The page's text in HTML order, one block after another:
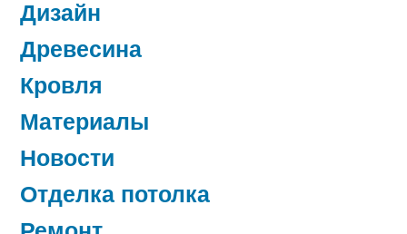
Дизайн
Древесина
Кровля
Материалы
Новости
Отделка потолка